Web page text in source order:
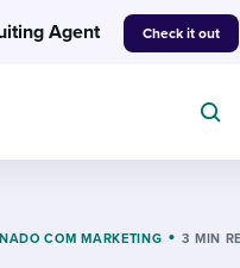
Agent Check it out
COM MARKETING 3 MIN